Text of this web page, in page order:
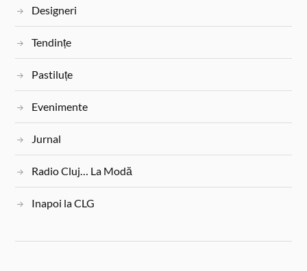
Designeri
Tendințe
Pastiluțe
Evenimente
Jurnal
Radio Cluj… La Modă
Inapoi la CLG